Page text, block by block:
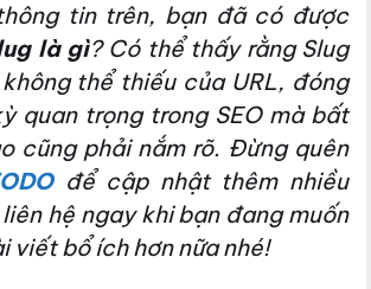
tin trên, bạn đã có được
là gì? Có thể thấy rằng Slug
thể thiếu của URL, đóng
quan trọng trong SEO mà bất
cũng phải nắm rõ. Đừng quên
để cập nhật thêm nhiều
hệ ngay khi bạn đang muốn
viết bổ ích hơn nữa nhé!